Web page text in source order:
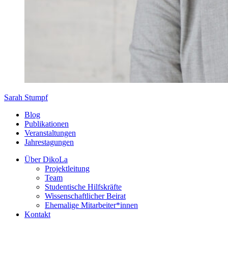
Sarah Stumpf
Blog
Publikationen
Veranstaltungen
Jahrestagungen
Über DikoLa
Projektleitung
Team
Studentische Hilfskräfte
Wissenschaftlicher Beirat
Ehemalige Mitarbeiter*innen
Kontakt